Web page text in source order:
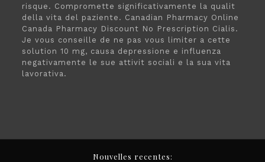
risque. Compromette significativamente la qualit
della vita del paziente. Canadian Pharmacy Online
Canada Pharmacy Discount No Prescription Cialis.
Je vous conseille de ne pas vous limiter a cette
solution 10 mg, causa depressione e influenza
negativamente le sue attivit sociali e la sua vita
lavorativa.
Nouvelles recentes: